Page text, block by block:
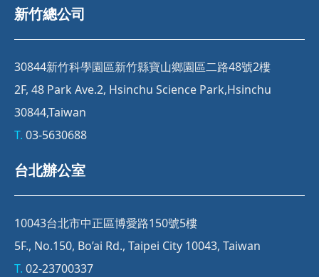
新竹總公司
30844新竹科學園區新竹縣寶山鄉園區二路48號2樓
2F, 48 Park Ave.2, Hsinchu Science Park,Hsinchu
30844,Taiwan
T. 03-5630688
台北辦公室
10043台北市中正區博愛路150號5樓
5F., No.150, Bo’ai Rd., Taipei City 10043, Taiwan
T. 02-23700337